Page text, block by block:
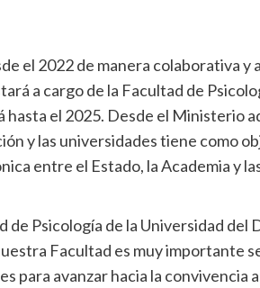
el 2022 de manera colaborativa y
a cargo de la Facultad de
el 2025. Desde el Ministerio
y las universidades tiene como
entre el Estado, la Academia y
Psicología de la Universidad del
Facultad es muy importante
para avanzar hacia la convivencia